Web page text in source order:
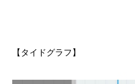
【タイドグラフ】